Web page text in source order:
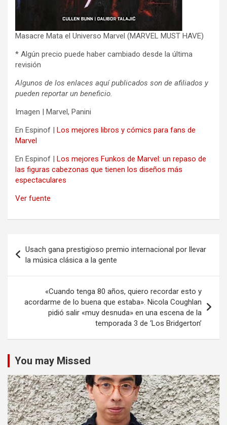
Masacre Mata el Universo Marvel (MARVEL MUST HAVE)
* Algún precio puede haber cambiado desde la última
revisión
Algunos de los enlaces aquí publicados son de afiliados y
pueden reportar un beneficio.
Imagen | Marvel, Panini
En Espinof | Los mejores libros y cómics para fans de
Marvel
En Espinof | Los mejores Funkos de Marvel: un repaso de
las figuras cabezonas que tienen los diseños más
espectaculares
Ver fuente
de
entradas
Usach gana prestigioso premio internacional por llevar
la música clásica a la gente
«Cuando tenga 80 años, quiero recordar esto y
acordarme de lo buena que estaba». Nicola Coughlan
pidió salir «muy desnuda» en una escena de la
temporada 3 de ‘Los Bridgerton’
You may Missed